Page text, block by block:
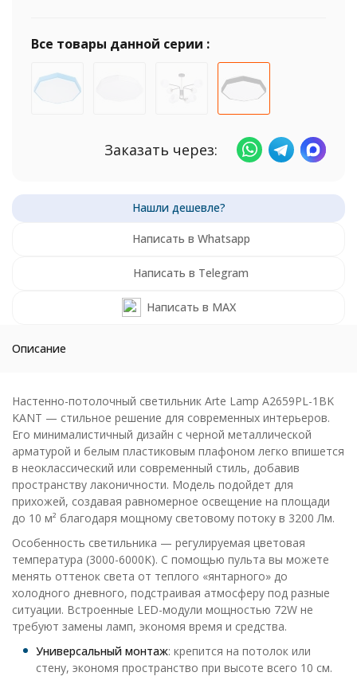
Все товары данной серии :
Заказать через:
Написать в Whatsapp
Написать в Telegram
Написать в MAX
Описание
Настенно-потолочный светильник Arte Lamp A2659PL-1BK
KANT — стильное решение для современных интерьеров.
Его минималистичный дизайн с черной металлической
арматурой и белым пластиковым плафоном легко впишется
в неоклассический или современный стиль, добавив
пространству лаконичности. Модель подойдет для
прихожей, создавая равномерное освещение на площади
до 10 м² благодаря мощному световому потоку в 3200 Лм.
Особенность светильника — регулируемая цветовая
температура (3000-6000K). С помощью пульта вы можете
менять оттенок света от теплого «янтарного» до
холодного дневного, подстраивая атмосферу под разные
ситуации. Встроенные LED-модули мощностью 72W не
требуют замены ламп, экономя время и средства.
Универсальный монтаж: крепится на потолок или
стену, экономя пространство при высоте всего 10 см.